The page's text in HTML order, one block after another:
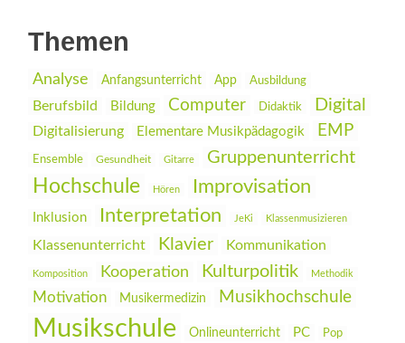
Themen
Analyse Anfangsunterricht App Ausbildung
Berufsbild Bildung Computer Didaktik Digital
Digitalisierung Elementare Musikpädagogik EMP
Ensemble Gesundheit Gitarre Gruppenunterricht
Hochschule Hören Improvisation
Inklusion Interpretation JeKi Klassenmusizieren
Klassenunterricht Klavier Kommunikation
Komposition Kooperation Kulturpolitik Methodik
Motivation Musikermedizin Musikhochschule
Musikschule Onlineunterricht PC Pop